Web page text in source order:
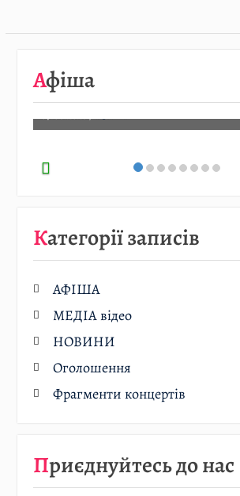
Афіша
08.08
Детальніше…
Категорії записів
АФІША
МЕДІА відео
НОВИНИ
Оголошення
Фрагменти концертів
Приєднуйтесь до нас